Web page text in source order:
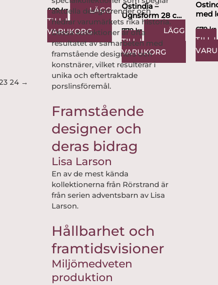
1,5 L Design...
899kr
LÄGG
TILL I
VARUKORG
Ostindia –
Ugnsform 28 cm
rund Design
Nils...
779kr
LÄGG
TILL I
VARUKORG
med
679kr
TILL I
24 →
aktuella designtrender och
hedrar varumärkets rika historia.
Dessa kollektioner är ofta
resultatet av samarbeten med
framstående designers och
konstnärer, vilket resulterar i
unika och eftertraktade
porslinsföremål.
Framstående
designer och
deras bidrag
Lisa Larson
En av de mest kända
kollektionerna från Rörstrand är
från serien adventsbarn av Lisa
Larson.
Hållbarhet och
framtidsvisioner
Miljömedveten
produktion